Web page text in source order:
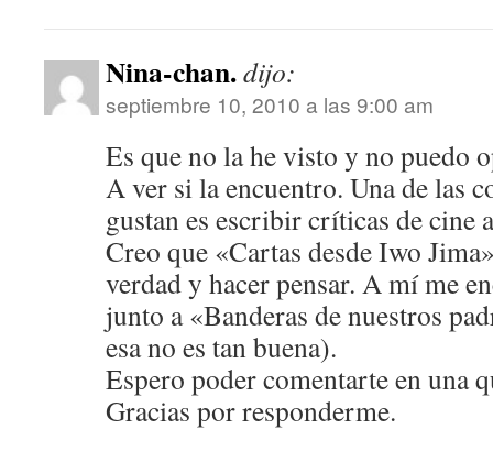
Nina-chan.dijo:
septiembre 10, 2010 a las 9:00 am
Es que no la he visto y no puedo
A ver si la encuentro. Una de las
gustan es escribir críticas de cine
Creo que «Cartas desde Iwo
verdad y hacer pensar. A mí me
junto a «Banderas de nuestros
esa no es tan buena).
Espero poder comentarte en una
Gracias por responderme.